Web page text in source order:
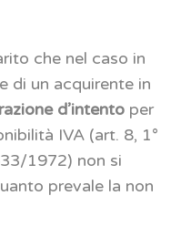
che nel caso in
di un acquirente in
d’intento per
IVA (art. 8, 1°
1972) non si
prevale la non